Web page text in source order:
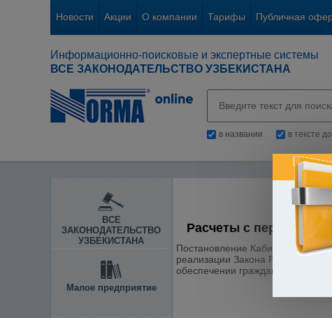
Новости Акции О компании Тарифы Публичная
Информационно-поисковые и экспертные системы
ВСЕ ЗАКОНОДАТЕЛЬСТВО УЗБЕКИСТАНА
в названии в тексте
ВСЕ
ЗАКОНОДАТЕЛЬСТВО
УЗБЕКИСТАНА
Малое предприятие
Расчеты с персоналом
Постановление Кабинета
реализации Закона Республики
обеспечении граждан" и